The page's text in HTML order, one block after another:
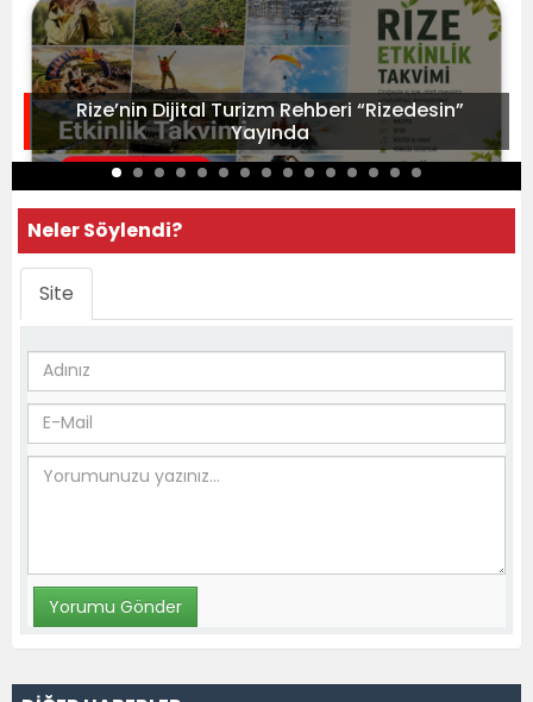
Rize’nin Dijital Turizm Rehberi “Rizedesin”
Yayında
Neler Söylendi?
Site